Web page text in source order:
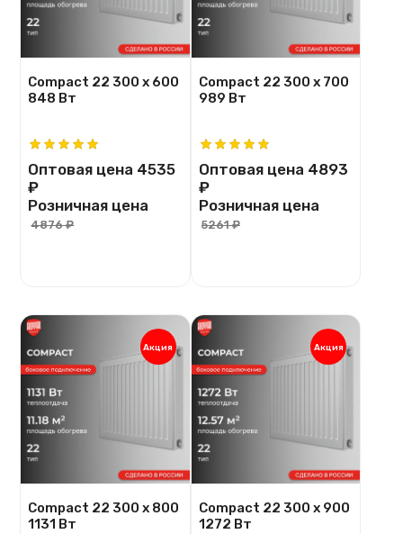
Compact 22 300 х 600
848 Вт
Оптовая цена 4535
₽
Розничная цена
4876 ₽
Compact 22 300 х 700
989 Вт
Оптовая цена 4893
₽
Розничная цена
5261 ₽
Акция
Compact 22 300 х 800
1131 Вт
Акция
Compact 22 300 х 900
1272 Вт